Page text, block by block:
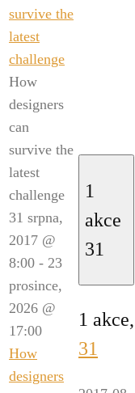
survive the
latest
challenge
How
designers
can
survive the
latest
challenge
31 srpna,
2017 @
8:00 - 23
prosince,
2026 @
17:00
How
designers
1
akce
31
1 akce,
31